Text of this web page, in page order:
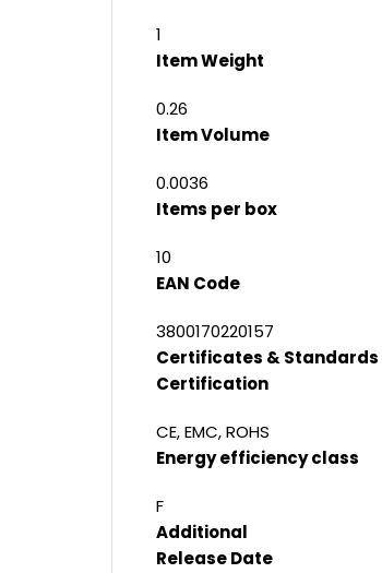
1
Item Weight
0.26
Item Volume
0.0036
Items per box
10
EAN Code
3800170220157
Certificates & Standards
Certification
CE, EMC, ROHS
Energy efficiency class
F
Additional
Release Date